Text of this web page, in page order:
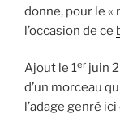
donne, pour le «
l’occasion de ce
Ajout le 1er juin
d’un morceau
l’adage genré